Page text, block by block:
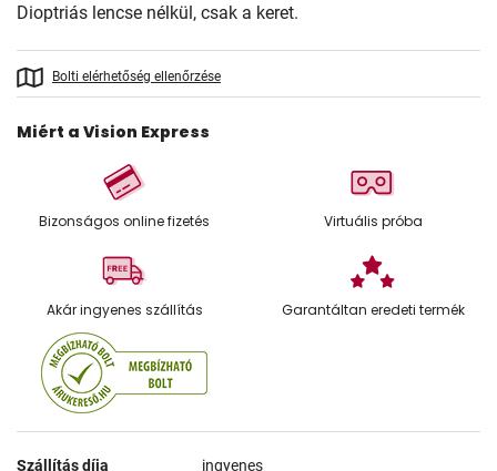
Dioptriás lencse nélkül, csak a keret.
Bolti elérhetőség ellenőrzése
Miért a Vision Express
Bizonságos online fizetés Virtuális próba
Akár ingyenes szállítás Garantáltan eredeti termék
Szállítás díja ingyenes